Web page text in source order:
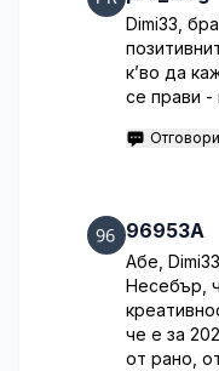
Dimi33,
к’во да
се прави -
Отговори
96953A
Абе,
Несебър,
че е за
от рано,